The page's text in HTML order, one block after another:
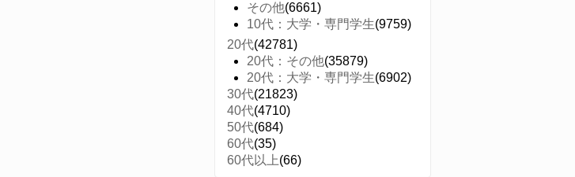
その他(6661)
10代：大学・専門学生(9759)
20代(42781)
20代：その他(35879)
20代：大学・専門学生(6902)
30代(21823)
40代(4710)
50代(684)
60代(35)
60代以上(66)